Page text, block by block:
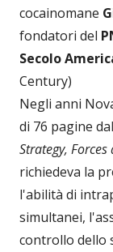
cocainomane
fondatori del
Secolo
Century)
Negli anni
di 76 pagine
Strategy,
richiedeva la
l'abilità di
simultanei,
controllo dello